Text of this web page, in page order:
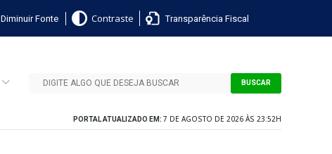
Diminuir Fonte Contraste Transparência Fiscal
BUSCAR
PORTAL ATUALIZADO EM: 7 DE AGOSTO DE 2026 ÀS 23:52H